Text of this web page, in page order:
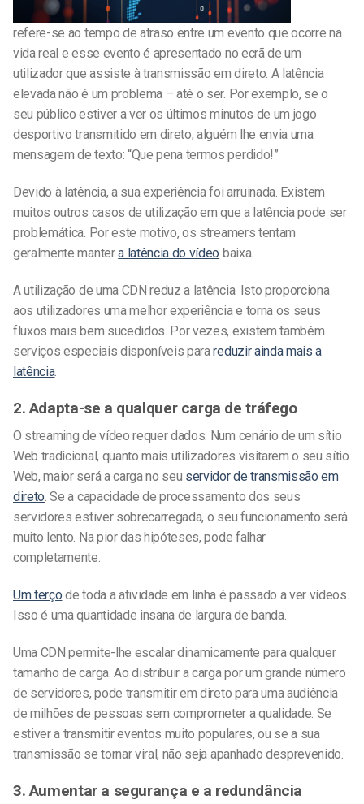
refere-se ao tempo de atraso entre um evento que ocorre na
vida real e esse evento é apresentado no ecrã de um
utilizador que assiste à transmissão em direto. A latência
elevada não é um problema – até o ser. Por exemplo, se o
seu público estiver a ver os últimos minutos de um jogo
desportivo transmitido em direto, alguém lhe envia uma
mensagem de texto: “Que pena termos perdido!”
Devido à latência, a sua experiência foi arruinada. Existem
muitos outros casos de utilização em que a latência pode ser
problemática. Por este motivo, os streamers tentam
geralmente mantera latência do vídeo baixa.
A utilização de uma CDN reduz a latência. Isto proporciona
aos utilizadores uma melhor experiência e torna os seus
fluxos mais bem sucedidos. Por vezes, existem também
serviços especiais disponíveis parareduzir ainda mais a
latência.
2. Adapta-se a qualquer carga de tráfego
O streaming de vídeo requer dados. Num cenário de um sítio
Web tradicional, quanto mais utilizadores visitarem o seu sítio
Web, maior será a carga no seu servidor de transmissão em
direto. Se a capacidade de processamento dos seus
servidores estiver sobrecarregada, o seu funcionamento será
muito lento. Na pior das hipóteses, pode falhar
completamente.
Um terço de toda a atividade em linha é passado a ver vídeos.
Isso é uma quantidade insana de largura de banda.
Uma CDN permite-lhe escalar dinamicamente para qualquer
tamanho de carga. Ao distribuir a carga por um grande número
de servidores, pode transmitir em direto para uma audiência
de milhões de pessoas sem comprometer a qualidade. Se
estiver a transmitir eventos muito populares, ou se a sua
transmissão se tornar viral, não seja apanhado desprevenido.
3. Aumentar a segurança e a redundância